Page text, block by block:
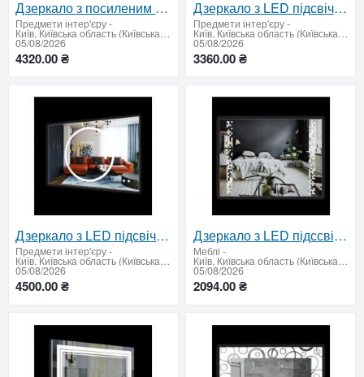
Дзеркало з посиленим LED підсвічуванням 650х950
Предмети інтер'єру-
Київ, Київська область (Київська область - продати купити)
05/08/2026
4320.00 ₴
Дзеркало з LED підсвічуванням 600 х 900 мм.
Предмети інтер'єру-
Київ, Київська область (Київська область - продати купити)
05/08/2026
3360.00 ₴
Дзеркало з LED підсвічуванням та підігрівом 600 х 900 мм.
Предмети інтер'єру-
Київ, Київська область (Київська область - продати купити)
05/08/2026
4500.00 ₴
Дзеркало з LED підссвічуванням 600х800мм
Меблі -
Київ, Київська область (Київська область - продати купити)
05/08/2026
2094.00 ₴